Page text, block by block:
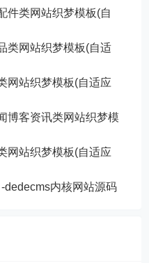
件类网站织梦模板(自
类网站织梦模板(自适
网站织梦模板(自适应
博客资讯类网站织梦模
网站织梦模板(自适应
dedecms内核网站源码